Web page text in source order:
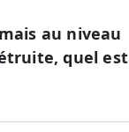
au niveau
quel est